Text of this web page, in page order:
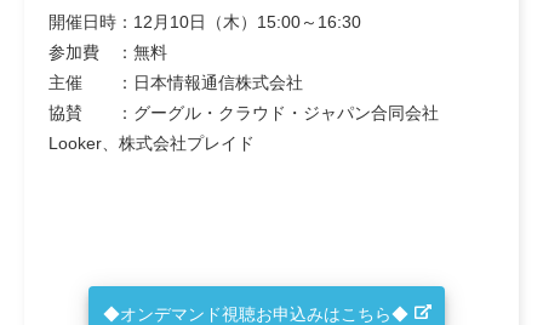
開催日時：12月10日（木）15:00～16:30
参加費 ：無料
主催 ：日本情報通信株式会社
協賛 ：グーグル・クラウド・ジャパン合同会社
Looker、株式会社プレイド
◆オンデマンド視聴お申込みはこちら◆